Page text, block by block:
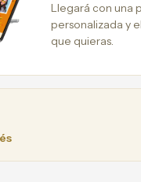
Llegará con una
personalizada y
que quieras.